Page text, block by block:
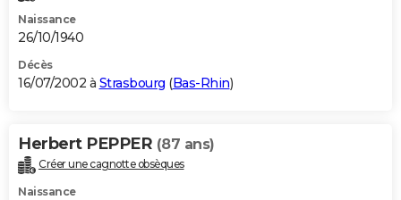
Naissance
26/10/1940
Décès
16/07/2002 à Strasbourg (Bas-Rhin)
Herbert PEPPER (87 ans)
Créer une cagnotte obsèques
Naissance